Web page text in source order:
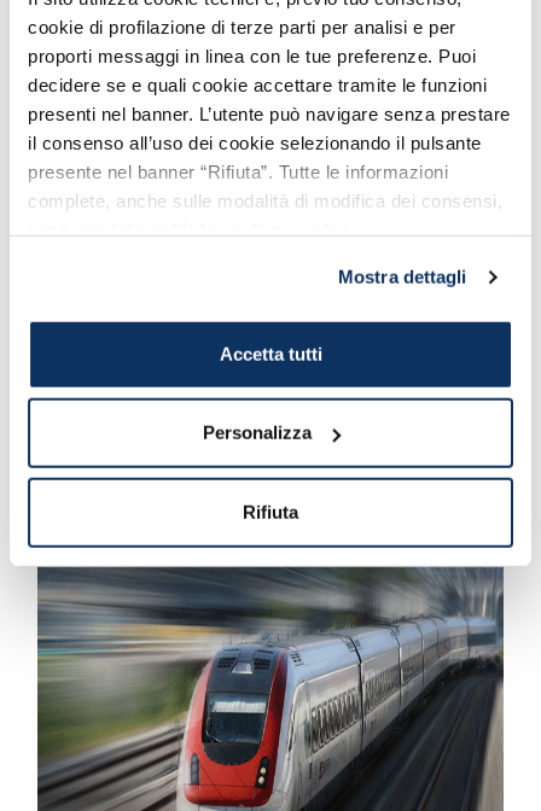
cookie di profilazione di terze parti per analisi e per
proporti messaggi in linea con le tue preferenze. Puoi
decidere se e quali cookie accettare tramite le funzioni
presenti nel banner. L’utente può navigare senza prestare
il consenso all’uso dei cookie selezionando il pulsante
presente nel banner “Rifiuta”. Tutte le informazioni
complete, anche sulle modalità di modifica dei consensi,
Mostra dettagli
Accetta tutti
Personalizza
Rifiuta
Civitavecchia alla stazione Roma
Ostiense
Roma Trastevere
Come arrivare dal Porto di
Trastevere